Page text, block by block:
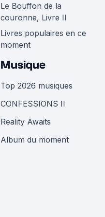
Le Bouffon de la
couronne, Livre II
Livres populaires en ce
moment
Musique
Top 2026 musiques
CONFESSIONS II
Reality Awaits
Album du moment